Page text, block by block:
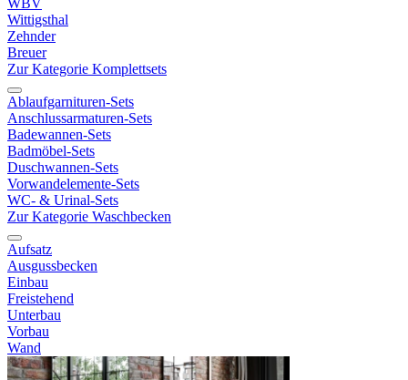
WBV
Wittigsthal
Zehnder
Breuer
Zur Kategorie Komplettsets
Ablaufgarnituren-Sets
Anschlussarmaturen-Sets
Badewannen-Sets
Badmöbel-Sets
Duschwannen-Sets
Vorwandelemente-Sets
WC- & Urinal-Sets
Zur Kategorie Waschbecken
Aufsatz
Ausgussbecken
Einbau
Freistehend
Unterbau
Vorbau
Wand